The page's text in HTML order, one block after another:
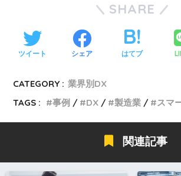
SHARE
ツイート シェア はてブ
CATEGORY : 業界別DX
TAGS :
事例 DX 製造業 スマ
関連記事